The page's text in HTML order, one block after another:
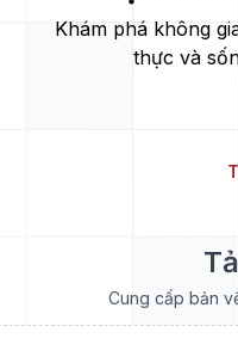
Khám phá không
thực và
Cung cấp bản